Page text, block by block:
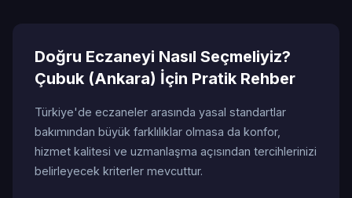
Doğru Eczaneyi Nasıl Seçmeliyiz?
Çubuk (Ankara) İçin Pratik Rehber
Türkiye'de eczaneler arasında yasal standartlar
bakımından büyük farklılıklar olmasa da konfor,
hizmet kalitesi ve uzmanlaşma açısından tercihlerinizi
belirleyecek kriterler mevcuttur.